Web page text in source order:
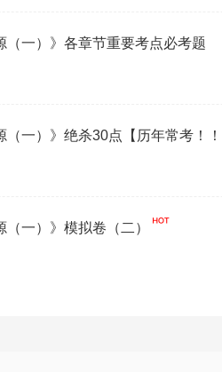
（一）》各章节重要考点必考题
一）》绝杀30点【历年常考！！
一）》模拟卷（二）